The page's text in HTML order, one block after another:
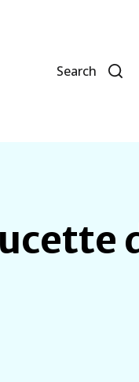
Search